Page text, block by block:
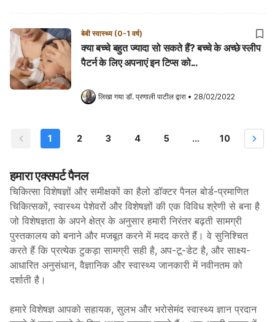
बेबी स्वास्थ्य (0-1 वर्ष)
क्या बच्चे बहुत ज्यादा सो सकते हैं? बच्चे के अच्छे स्लीप
पैटर्न के लिए अपनाएं इन टिप्स को...
लिखा गया डॉ. प्रणाली पाटील द्वारा • 28/02/2022
1 2 3 4 5 ... 10
हमारा एक्सपर्ट पैनल
चिकित्सा विशेषज्ञों और समीक्षकों का हैलो डॉक्टर पैनल बोर्ड-प्रमाणित
चिकित्सकों, स्वास्थ्य पेशेवरों और विशेषज्ञों की एक विविध श्रेणी से बना है
जो विशेषज्ञता के अपने क्षेत्र के अनुसार हमारी निरंतर बढ़ती सामग्री
पुस्तकालय को बनाने और मजबूत करने में मदद करते हैं। वे सुनिश्चित
करते हैं कि प्रत्येक टुकड़ा सामग्री सही है, अप-टू-डेट है, और साक्ष्य-
आधारित अनुसंधान, वैज्ञानिक और स्वास्थ्य जानकारी में नवीनतम को
दर्शाती है।
हमारे विशेषज्ञ आपको सहायक, सुलभ और भरोसेमंद स्वास्थ्य ज्ञान प्रदान